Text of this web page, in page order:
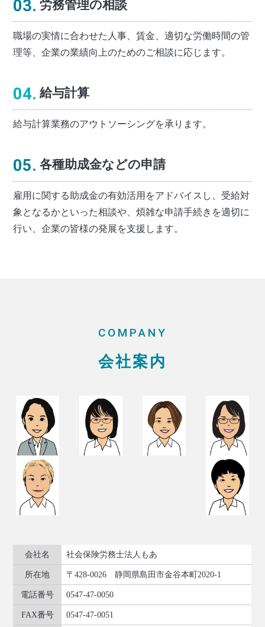
03. 労務管理の相談
職場の実情に合わせた人事、賃金、適切な労働時間の管
理等、企業の業績向上のためのご相談に応じます。
04. 給与計算
給与計算業務のアウトソーシングを承ります。
05. 各種助成金などの申請
雇用に関する助成金の有効活用をアドバイスし、受給対
象となるかといった相談や、煩雑な申請手続きを適切に
行い、企業の皆様の発展を支援します。
COMPANY
会社案内
会社名 社会保険労務士法人もあ
所在地 〒428-0026 静岡県島田市金谷本町2020-1
電話番号 0547-47-0050
FAX番号 0547-47-0051